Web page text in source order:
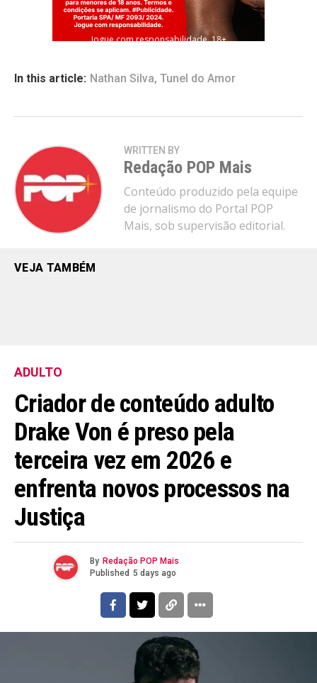
Jogue com responsabilidade. 18+
In this article: Nathan Silva, Tunel do Amor
WRITTEN BY
Redação POP Mais
Conteúdo produzido pela equipe
de jornalismo do Portal POP
Mais, sob supervisão editorial.
VEJA TAMBÉM
ADULTO
Criador de conteúdo adulto
Drake Von é preso pela
terceira vez em 2026 e
enfrenta novos processos na
Justiça
By Redação POP Mais
Published 5 days ago